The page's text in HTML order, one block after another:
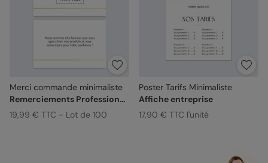
Merci commande minimaliste
Remerciements Professionnels
19,99 € TTC - Lot de 100
Poster Tarifs Minimaliste
Affiche entreprise
17,90 € TTC l'unité